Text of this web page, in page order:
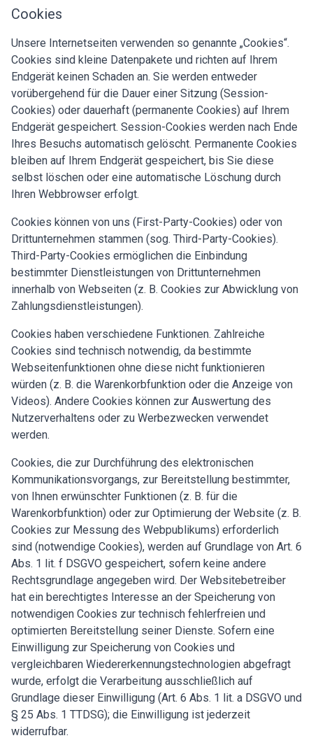
Cookies
Unsere Internetseiten verwenden so genannte „Cookies“.
Cookies sind kleine Datenpakete und richten auf Ihrem
Endgerät keinen Schaden an. Sie werden entweder
vorübergehend für die Dauer einer Sitzung (Session-
Cookies) oder dauerhaft (permanente Cookies) auf Ihrem
Endgerät gespeichert. Session-Cookies werden nach Ende
Ihres Besuchs automatisch gelöscht. Permanente Cookies
bleiben auf Ihrem Endgerät gespeichert, bis Sie diese
selbst löschen oder eine automatische Löschung durch
Ihren Webbrowser erfolgt.
Cookies können von uns (First-Party-Cookies) oder von
Drittunternehmen stammen (sog. Third-Party-Cookies).
Third-Party-Cookies ermöglichen die Einbindung
bestimmter Dienstleistungen von Drittunternehmen
innerhalb von Webseiten (z. B. Cookies zur Abwicklung von
Zahlungsdienstleistungen).
Cookies haben verschiedene Funktionen. Zahlreiche
Cookies sind technisch notwendig, da bestimmte
Webseitenfunktionen ohne diese nicht funktionieren
würden (z. B. die Warenkorbfunktion oder die Anzeige von
Videos). Andere Cookies können zur Auswertung des
Nutzerverhaltens oder zu Werbezwecken verwendet
werden.
Cookies, die zur Durchführung des elektronischen
Kommunikationsvorgangs, zur Bereitstellung bestimmter,
von Ihnen erwünschter Funktionen (z. B. für die
Warenkorbfunktion) oder zur Optimierung der Website (z. B.
Cookies zur Messung des Webpublikums) erforderlich
sind (notwendige Cookies), werden auf Grundlage von Art. 6
Abs. 1 lit. f DSGVO gespeichert, sofern keine andere
Rechtsgrundlage angegeben wird. Der Websitebetreiber
hat ein berechtigtes Interesse an der Speicherung von
notwendigen Cookies zur technisch fehlerfreien und
optimierten Bereitstellung seiner Dienste. Sofern eine
Einwilligung zur Speicherung von Cookies und
vergleichbaren Wiedererkennungstechnologien abgefragt
wurde, erfolgt die Verarbeitung ausschließlich auf
Grundlage dieser Einwilligung (Art. 6 Abs. 1 lit. a DSGVO und
§ 25 Abs. 1 TTDSG); die Einwilligung ist jederzeit
widerrufbar.